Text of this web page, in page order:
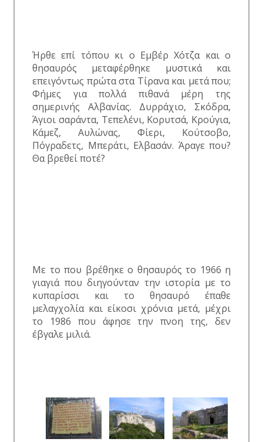
Ήρθε επί τόπου κι ο Εμβέρ Χότζα και ο
θησαυρός μεταφέρθηκε μυστικά και
επειγόντως πρώτα στα Τίρανα και μετά που;
Φήμες για πολλά πιθανά μέρη της
σημερινής Αλβανίας. Δυρράχιο, Σκόδρα,
Άγιοι σαράντα, Τεπελένι, Κορυτσά, Κρούγια,
Κάμεζ, Αυλώνας, Φίερι, Κούτσοβο,
Πόγραδετς, Μπεράτι, Ελβασάν. Άραγε που?
Θα βρεθεί ποτέ?
Με το που βρέθηκε ο θησαυρός το 1966 η
γιαγιά που διηγούνταν την ιστορία με το
κυπαρίσσι και το θησαυρό έπαθε
μελαγχολία και είκοσι χρόνια μετά, μέχρι
το 1986 που άφησε την πνοη της, δεν
έβγαλε μιλιά.